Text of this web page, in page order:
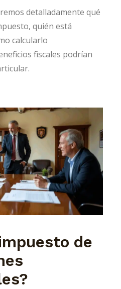
detalladamente qué
quién está
calcularlo
fiscales podrían
de